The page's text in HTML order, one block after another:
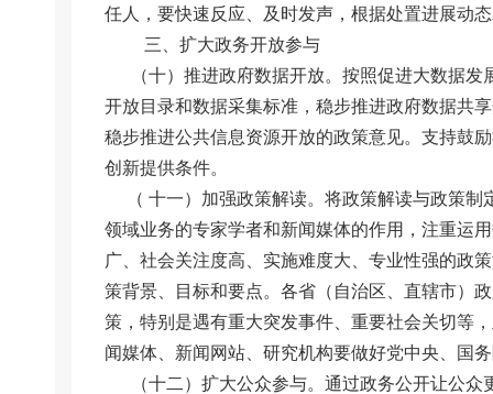
任人，要快速反应、及时发声，根据处置进展动
三、扩大政务开放参与
（十）推进政府数据开放。按照促进大数据发
开放目录和数据采集标准，稳步推进政府数据共
稳步推进公共信息资源开放的政策意见。支持鼓
创新提供条件。
（ 十一）加强政策解读。将政策解读与政策制
领域业务的专家学者和新闻媒体的作用，注重运
广、社会关注度高、实施难度大、专业性强的政
策背景、目标和要点。各省（自治区、直辖市）
策，特别是遇有重大突发事件、重要社会关切等
闻媒体、新闻网站、研究机构要做好党中央、国
（十二）扩大公众参与。通过政务公开让公众